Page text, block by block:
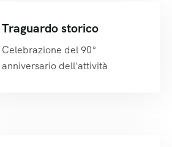
Traguardo storico
Celebrazione del 90°
anniversario dell'attività